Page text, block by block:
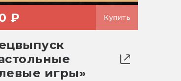
₽ Купить
игры»